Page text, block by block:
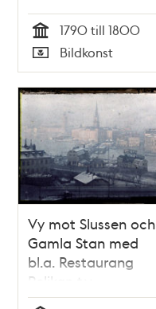
Mose Backe au
Södermalm
Tid
1790 till 1800
Typ
Bildkonst
Vy mot Slussen och
Gamla Stan med
bl.a. Restaurang
Pelikan t.v